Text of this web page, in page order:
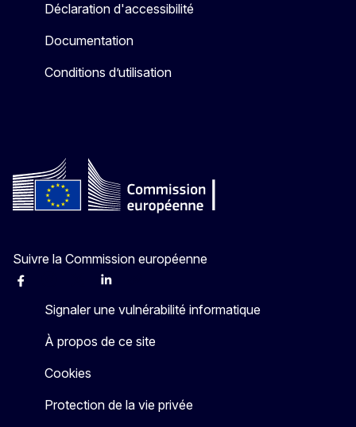
Déclaration d'accessibilité
Documentation
Conditions d’utilisation
Suivre la Commission européenne
Facebook Linkedin
Signaler une vulnérabilité informatique
À propos de ce site
Cookies
Protection de la vie privée